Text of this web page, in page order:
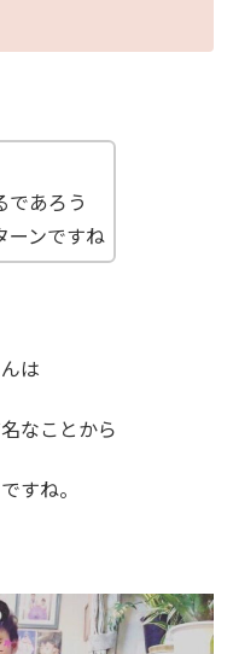
であろう
ーンですね
は
なことから
すね。